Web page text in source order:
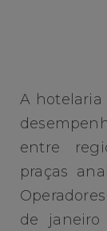
A hotelaria
entre
praças
de